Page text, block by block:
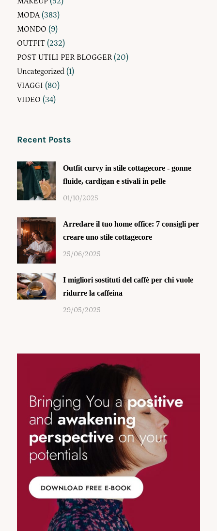
MODA(383)
MONDO (9)
OUTFIT (232)
POST UTILI PER BLOGGER (20)
Uncategorized (1)
VIAGGI (80)
VIDEO (34)
Recent Posts
Outfit curvy in stile cottagecore - gonne
fluide, cardigan e stivali in pelle
01/10/2025
Arredare il tuo home office: 7 consigli per
creare uno stile cottagecore
25/06/2025
I migliori sostituti del caffè per chi vuole
ridurre la caffeina
29/05/2025